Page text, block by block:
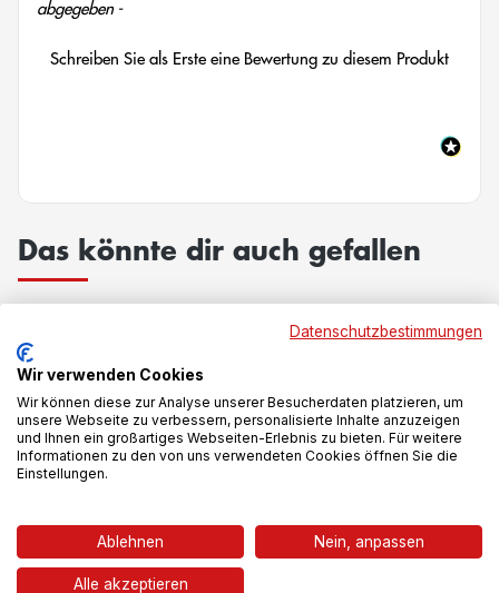
abgegeben -
Schreiben Sie als Erste eine Bewertung zu diesem Produkt
Das könnte dir auch gefallen
-28%
Datenschutzbestimmungen
Wir verwenden Cookies
Wir können diese zur Analyse unserer Besucherdaten platzieren, um
unsere Webseite zu verbessern, personalisierte Inhalte anzuzeigen
und Ihnen ein großartiges Webseiten-Erlebnis zu bieten. Für weitere
Informationen zu den von uns verwendeten Cookies öffnen Sie die
Einstellungen.
Ablehnen Nein, anpassen
Alle akzeptieren